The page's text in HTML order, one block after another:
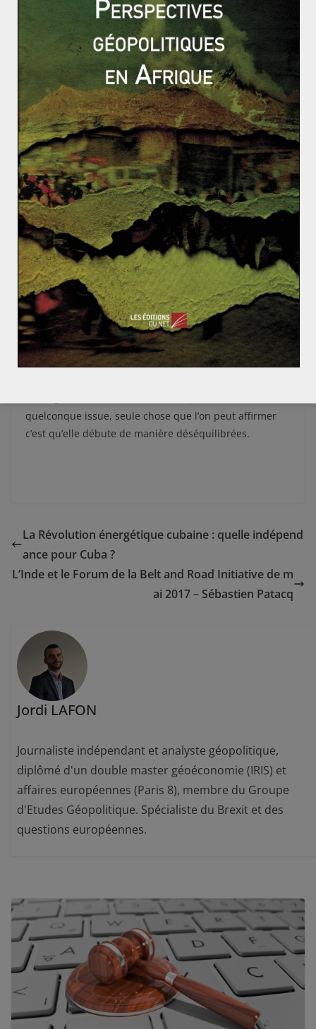
depuis le résultat des élections britanniques, les
représentants de l’Union se relaient pour envoyer des
clins d’oeils à Westminster. Jean-Claude Juncker a
commencé dans le rôle du mauvais flic en déclarant
que les négociations devraient commencer aussi vite
que possible alors que le gouvernement venait
d’apprendre le revers des élections. Rapidement
tempéré par Michel Barnier indiquant que les
négociations pourraient débuter lorsque l’équipe
britannique serait prête. Puis Wolfgang Schäuble,
ministre des Finances allemand a signifié au détour
d’une interview que la porte de l’UE n’était pas
définitivement fermée. Emmanuel Macron n’a pas
manqué de lui faire écho en recevant Theresa May à
l’Elysée. C’est alors au tour de Guy Verhofstadt de
préciser que « comme dans Alice au pays des
Merveilles » toutes les portes ne sont pas les mêmes et
que la nouvelle porte qui serait ouverte au Royaume-
Uni serait sans rabais sur le budget, si durement
négocié parMargaret Thatcher dans les années 80.
quelconque issue, seule chose que l’on peut affirmer
c’est qu’elle débute de manière déséquilibrées.
La Révolution énergétique cubaine : quelle indépend
ance pour Cuba ?
L’Inde et le Forum de la Belt and Road Initiative de m
ai 2017 – Sébastien Patacq
Jordi LAFON
Journaliste indépendant et analyste géopolitique,
diplômé d'un double master géoéconomie (IRIS) et
affaires européennes (Paris 8), membre du Groupe
d'Etudes Géopolitique. Spécialiste du Brexit et des
questions européennes.